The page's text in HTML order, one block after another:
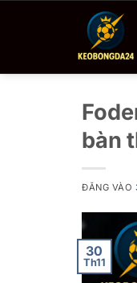
dung
bàn
ĐĂNG VÀO
30
Th11